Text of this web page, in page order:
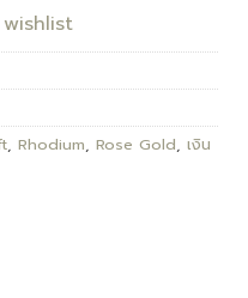
, Rhodium, Rose Gold, เงิน